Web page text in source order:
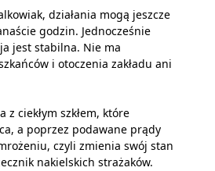
działania mogą jeszcze
godzin. Jednocześnie
jest stabilna. Nie ma
i otoczenia zakładu ani
z ciekłym szkłem, które
a poprzez podawane prądy
czyli zmienia swój stan
nakielskich strażaków.